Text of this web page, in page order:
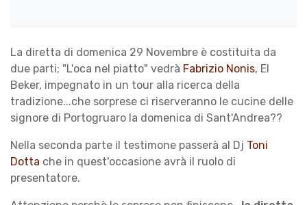
La diretta di domenica 29 Novembre è costituita da
due parti; "L'oca nel piatto" vedrà Fabrizio Nonis, El
Beker, impegnato in un tour alla ricerca della
tradizione...che sorprese ci riserveranno le cucine delle
signore di Portogruaro la domenica di Sant'Andrea??
Nella seconda parte il testimone passerà al Dj Toni
Dotta che in quest'occasione avrà il ruolo di
presentatore.